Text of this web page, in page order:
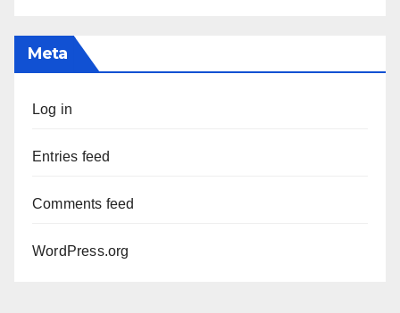
Meta
Log in
Entries feed
Comments feed
WordPress.org